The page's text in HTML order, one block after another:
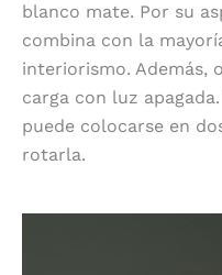
blanco mate. Por su
combina con la
interiorismo. Además,
carga con luz
puede colocarse en
rotarla.